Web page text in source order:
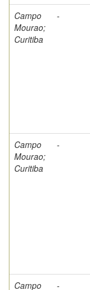
Campo
Mourao;
Curitiba
-
Campo
Mourao;
Curitiba
-
Campo
-